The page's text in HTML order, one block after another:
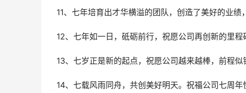
11、七年培育出才华横溢的团队，创造了美好的业绩
12、七年如一日，砥砺前行，祝愿公司再创新的里程
13、七岁正是新的起点，祝愿公司越来越棒，前程似
14、七载风雨同舟，共创美好明天。祝福公司七周年